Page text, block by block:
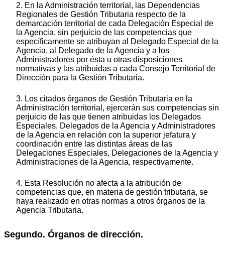
2. En la Administración territorial, las Dependencias
Regionales de Gestión Tributaria respecto de la
demarcación territorial de cada Delegación Especial de
la Agencia, sin perjuicio de las competencias que
específicamente se atribuyan al Delegado Especial de la
Agencia, al Delegado de la Agencia y a los
Administradores por ésta u otras disposiciones
normativas y las atribuidas a cada Consejo Territorial de
Dirección para la Gestión Tributaria.
3. Los citados órganos de Gestión Tributaria en la
Administración territorial, ejercerán sus competencias sin
perjuicio de las que tienen atribuidas los Delegados
Especiales, Delegados de la Agencia y Administradores
de la Agencia en relación con la superior jefatura y
coordinación entre las distintas áreas de las
Delegaciones Especiales, Delegaciones de la Agencia y
Administraciones de la Agencia, respectivamente.
4. Esta Resolución no afecta a la atribución de
competencias que, en materia de gestión tributaria, se
haya realizado en otras normas a otros órganos de la
Agencia Tributaria.
Segundo. Órganos de dirección.